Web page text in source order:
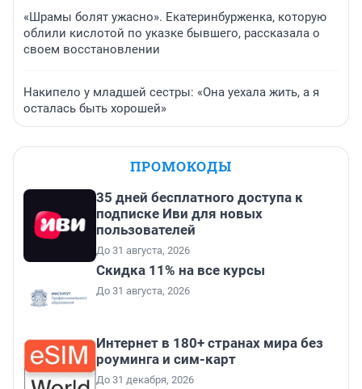
«Шрамы болят ужасно». Екатеринбурженка, которую
облили кислотой по указке бывшего, рассказала о
своем восстановлении
Накипело у младшей сестры: «Она уехала жить, а я
осталась быть хорошей»
ПРОМОКОДЫ
35 дней бесплатного доступа к
подписке Иви для новых
пользователей
До 31 августа, 2026
Скидка 11% на все курсы
До 31 августа, 2026
Интернет в 180+ странах мира без
роуминга и сим-карт
До 31 декабря, 2026